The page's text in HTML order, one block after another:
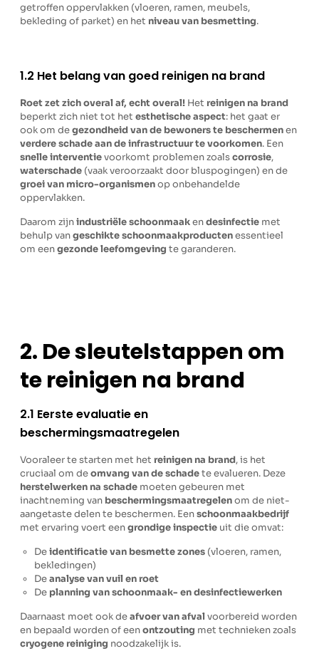
getroffen oppervlakken (vloeren, ramen, meubels,
bekleding of parket) en het niveau van besmetting.
1.2 Het belang van goed reinigen na brand
Roet zet zich overal af, echt overal! Het reinigen na brand
beperkt zich niet tot hetesthetische aspect: het gaat er
ook om degezondheid van de bewoners te beschermenen
verdere schade aan de infrastructuur te voorkomen. Een
snelle interventievoorkomt problemen zoalscorrosie,
waterschade (vaak veroorzaakt door bluspogingen) en de
groei van micro-organismenop onbehandelde
oppervlakken.
Daarom zijnindustriële schoonmaakendesinfectie met
behulp vangeschikte schoonmaakproductenessentieel
om eengezonde leefomgeving te garanderen.
2. De sleutelstappen om
te reinigen na brand
2.1 Eerste evaluatie en
beschermingsmaatregelen
Vooraleer te starten met het reinigen na brand, is het
cruciaal om deomvang van de schadete evalueren. Deze
herstelwerken na schade moeten gebeuren met
inachtneming van beschermingsmaatregelenom de niet-
aangetaste delen te beschermen. Eenschoonmaakbedrijf
met ervaring voert eengrondige inspectie uit die omvat:
Deidentificatie van besmette zones (vloeren, ramen,
bekledingen)
Deanalyse van vuil en roet
De planning van schoonmaak- en desinfectiewerken
Daarnaast moet ook deafvoer van afvalvoorbereid worden
en bepaald worden of eenontzouting met technieken zoals
cryogene reiniging noodzakelijk is.